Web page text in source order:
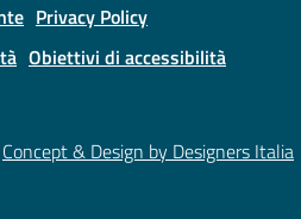
Privacy Policy
Obiettivi di accessibilità
Concept & Design by Designers Italia